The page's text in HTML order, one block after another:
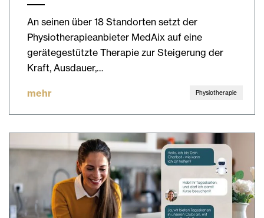
An seinen über 18 Standorten setzt der
Physiotherapieanbieter MedAix auf eine
gerätegestützte Therapie zur Steigerung der
Kraft, Ausdauer,…
mehr Physiotherapie